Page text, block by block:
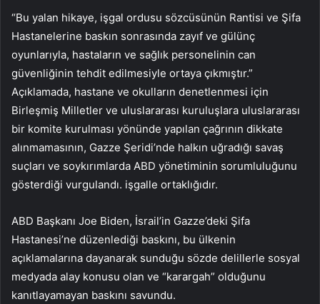
“Bu yalan hikaye, işgal ordusu sözcüsünün Rantisi ve Şifa
Hastanelerine baskın sonrasında zayıf ve gülünç
oyunlarıyla, hastaların ve sağlık personelinin can
güvenliğinin tehdit edilmesiyle ortaya çıkmıştır.”
Açıklamada, hastane ve okulların denetlenmesi için
Birleşmiş Milletler ve uluslararası kuruluşlara uluslararası
bir komite kurulması yönünde yapılan çağrının dikkate
alınmamasının, Gazze Şeridi’nde halkın uğradığı savaş
suçları ve soykırımlarda ABD yönetiminin sorumluluğunu
gösterdiği vurgulandı. işgalle ortaklığıdır.
ABD Başkanı Joe Biden, İsrail’in Gazze’deki Şifa
Hastanesi’ne düzenlediği baskını, bu ülkenin
açıklamalarına dayanarak sunduğu sözde delillerle sosyal
medyada alay konusu olan ve “karargah” olduğunu
kanıtlayamayan baskını savundu.